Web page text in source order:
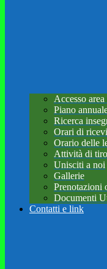
Accesso area
Piano
Ricerca
Orari di
Orario delle
Attività di
Unisciti a noi
Gallerie
Prenotazioni
Documenti
Contatti e link